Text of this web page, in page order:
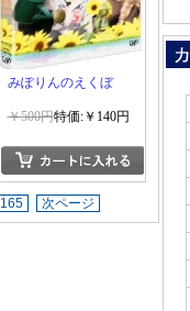
みぽりんのえくぼ
￥500円特価:￥140円
165 次ページ